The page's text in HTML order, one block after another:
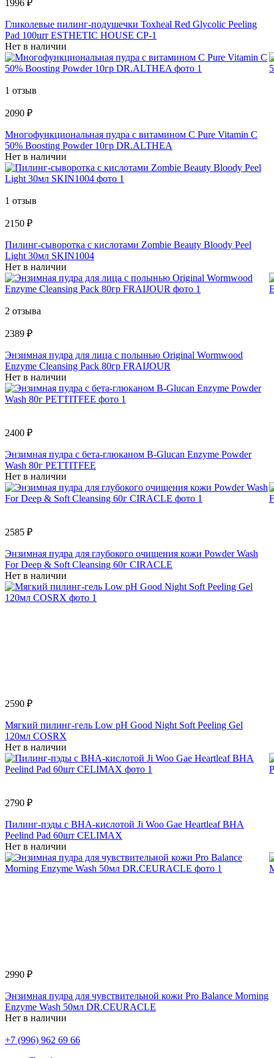
1996 ₽
Гликолевые пилинг-подушечки Toxheal Red Glycolic Peeling
Pad 100шт ESTHETIC HOUSE СР-1
Нет в наличии
1 отзыв
2090 ₽
Многофункциональная пудра с витамином С Pure Vitamin C
50% Boosting Powder 10гр DR.ALTHEA
Нет в наличии
1 отзыв
2150 ₽
Пилинг-сыворотка с кислотами Zombie Beauty Bloody Peel
Light 30мл SKIN1004
Нет в наличии
2 отзыва
2389 ₽
Энзимная пудра для лица с полынью Original Wormwood
Enzyme Cleansing Pack 80гр FRAIJOUR
Нет в наличии
2400 ₽
Энзимная пудра с бета-глюканом B-Glucan Enzyme Powder
Wash 80г PETTITFEE
Нет в наличии
2585 ₽
Энзимная пудра для глубокого очищения кожи Powder Wash
For Deep & Soft Cleansing 60г CIRACLE
Нет в наличии
2590 ₽
Мягкий пилинг-гель Low pH Good Night Soft Peeling Gel
120мл COSRX
Нет в наличии
2790 ₽
Пилинг-пэды с BHA-кислотой Ji Woo Gae Heartleaf BHA
Peelind Pad 60шт CELIMAX
Нет в наличии
2990 ₽
Энзимная пудра для чувствительной кожи Pro Balance Morning
Enzyme Wash 50мл DR.CEURACLE
Нет в наличии
+7 (996) 962 69 66